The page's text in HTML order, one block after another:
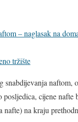
– naglasak na
tržište
naftom,
cijene
na kraju